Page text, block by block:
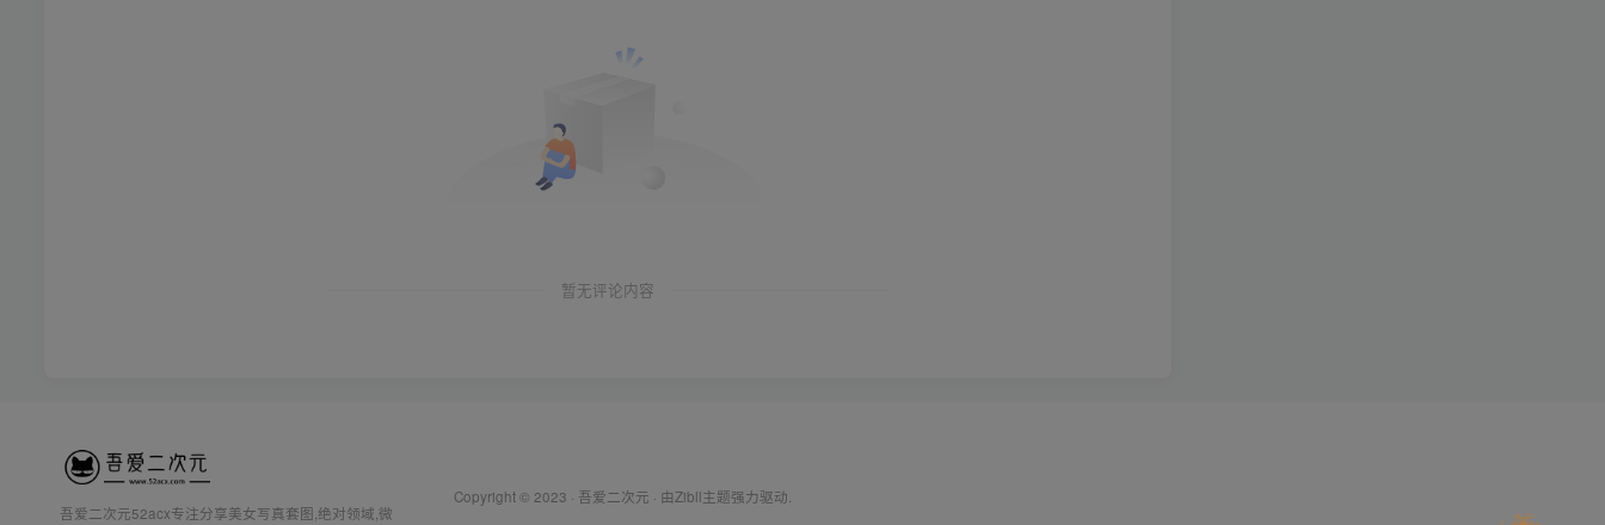
暂无评论内容
吾爱二次元52acx专注分享美女写真套图,绝对领域,微
Copyright © 2023 · 吾爱二次元 · 由Zibll主题强力驱动.